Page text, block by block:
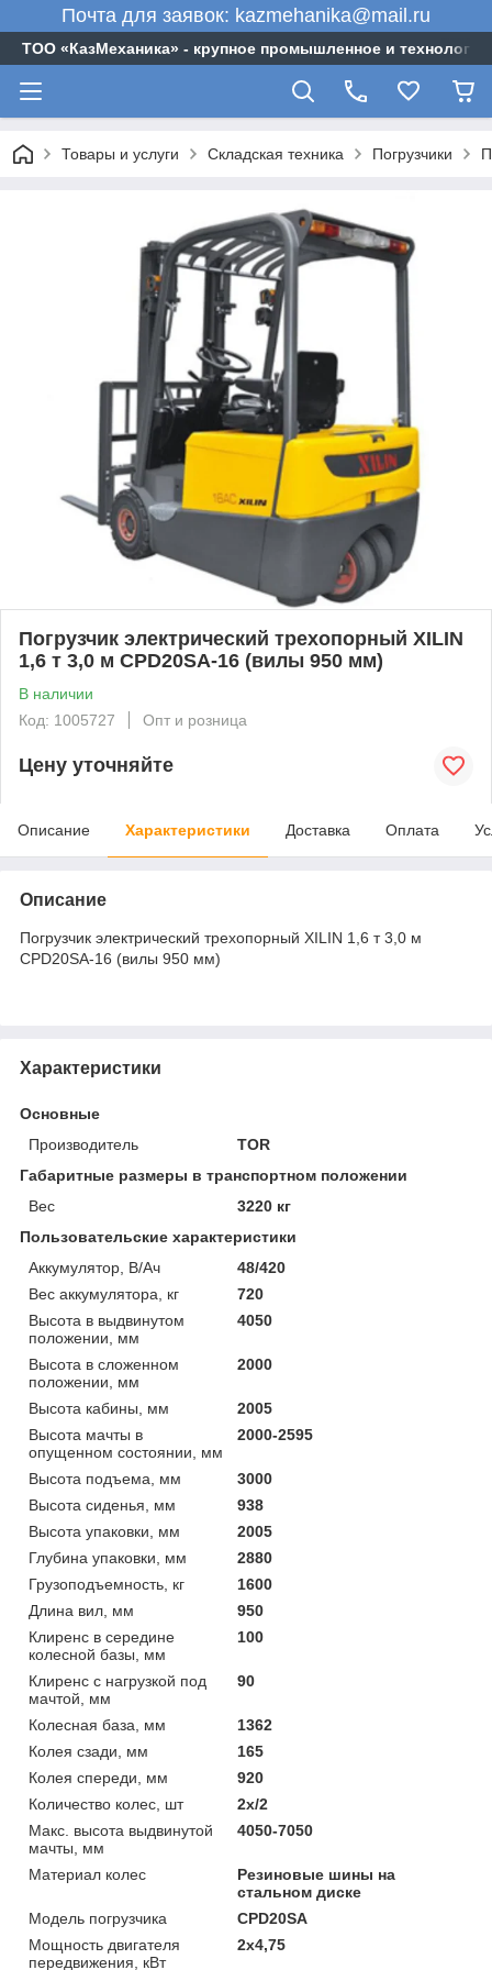
Почта для заявок: kazmehanika@mail.ru
ТОО «‎КазМеханика» - крупное промышленное и
Товары и услуги Складская техника Погрузчики
Погрузчик электрический трехопорный XILIN
1,6 т 3,0 м CPD20SA-16 (вилы 950 мм)
В наличии
Код: 1005727
Опт и розница
Цену уточняйте
Описание Характеристики Доставка Оплата
Описание
Погрузчик электрический трехопорный XILIN 1,6 т 3,0 м
CPD20SA-16 (вилы 950 мм)
Характеристики
Основные
Производитель
TOR
Габаритные размеры в транспортном положении
Вес
3220 кг
Пользовательские характеристики
Аккумулятор, В/Ач
48/420
Вес аккумулятора, кг
720
Высота в выдвинутом
положении, мм
4050
Высота в сложенном
положении, мм
2000
Высота кабины, мм
2005
Высота мачты в
опущенном состоянии, мм
2000-2595
Высота подъема, мм
3000
Высота сиденья, мм
938
Высота упаковки, мм
2005
Глубина упаковки, мм
2880
Грузоподъемность, кг
1600
Длина вил, мм
950
Клиренс в середине
колесной базы, мм
100
Клиренс с нагрузкой под
мачтой, мм
90
Колесная база, мм
1362
Колея сзади, мм
165
Колея спереди, мм
920
Количество колес, шт
2х/2
Макс. высота выдвинутой
мачты, мм
4050-7050
Материал колес
Резиновые шины на
стальном диске
Модель погрузчика
CPD20SA
Мощность двигателя
передвижения, кВт
2х4,75